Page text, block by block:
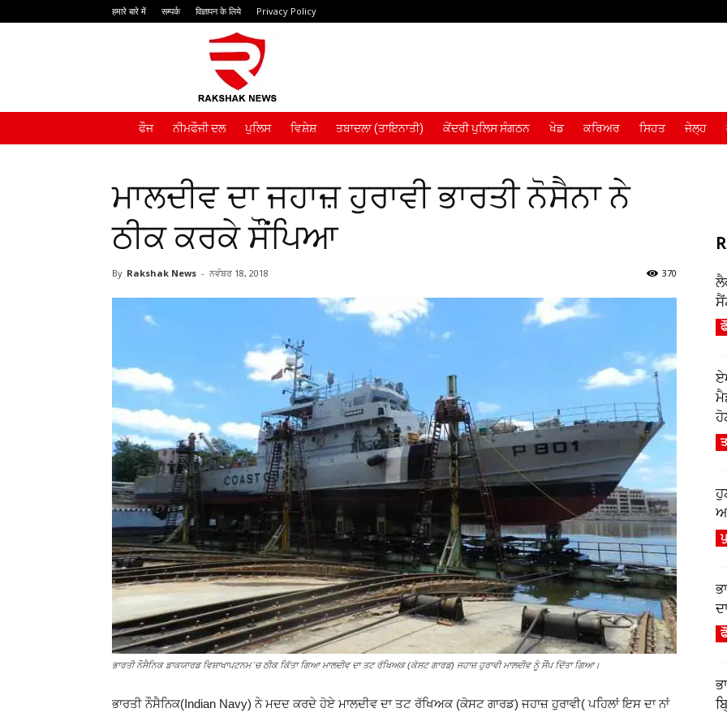
हमारे बारे में सम्पर्क विज्ञापन के लिये Privacy Policy
ਫੌਜ ਨੀਮਫੌਜੀ ਦਲ ਪੁਲਿਸ ਵਿਸ਼ੇਸ਼ ਤਬਾਦਲਾ (ਤਾਇਨਾਤੀ) ਕੇਂਦਰੀ ਪੁਲਿਸ ਸੰਗਠਨ ਖੇਡ ਕਰਿਅਰ ਸਿਹਤ ਜੇਲ੍ਹ
ਮਾਲਦੀਵ ਦਾ ਜਹਾਜ਼ ਹੁਰਾਵੀ ਭਾਰਤੀ ਨੋਸੈਨਾ ਨੇ
ਠੀਕ ਕਰਕੇ ਸੌਂਪਿਆ
By Rakshak News - ਨਵੰਬਰ 18, 2018 370
ਭਾਰਤੀ ਨੌਸੈਨਿਕ ਡਾਕਯਾਰਡ ਵਿਸ਼ਾਖਾਪਟਨਮ 'ਚ ਠੀਕ ਕਿੱਤਾ ਗਿਆ ਮਾਲਦੀਵ ਦਾ ਤਟ ਰੱਖਿਅਕ (ਕੋਸਟ ਗਾਰਡ) ਜਹਾਜ਼ ਹੁਰਾਵੀ ਮਾਲਦੀਵ ਨੂੰ ਸੌਂਪ ਦਿੱਤਾ ਗਿਆ।
ਭਾਰਤੀ ਨੌਸੈਨਿਕ(Indian Navy) ਨੇ ਮਦਦ ਕਰਦੇ ਹੋਏ ਮਾਲਦੀਵ ਦਾ ਤਟ ਰੱਖਿਅਕ (ਕੋਸਟ ਗਾਰਡ) ਜਹਾਜ਼ ਹੁਰਾਵੀ( ਪਹਿਲਾਂ ਇਸ ਦਾ ਨਾਂ